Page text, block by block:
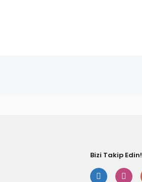
Bizi Takip Edin!